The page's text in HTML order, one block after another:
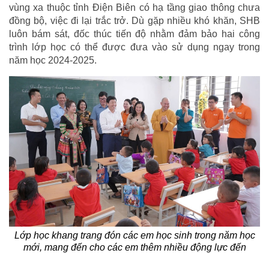
vùng xa thuộc tỉnh Ðiện Biên có hạ tầng giao thông chưa
đồng bộ, việc đi lại trắc trở. Dù gặp nhiều khó khăn, SHB
luôn bám sát, đốc thúc tiến độ nhằm đảm bảo hai công
trình lớp học có thể được đưa vào sử dụng ngay trong
năm học 2024-2025.
Lớp học khang trang đón các em học sinh trong năm học
mới, mang đến cho các em thêm nhiều động lực đến